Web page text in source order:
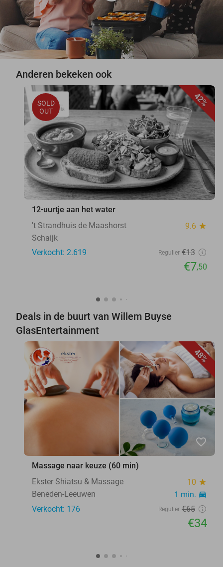
Anderen bekeken ook
42%
SOLD
OUT
12-uurtje aan het water
't Strandhuis de Maashorst
9.6 star
Schaijk
Verkocht: 2.619
Regulier €13
€7,50
Deals in de buurt van Willem Buyse
GlasEntertainment
48%
favorite_border
Massage naar keuze (60 min)
Ekster Shiatsu & Massage
10 star
Beneden-Leeuwen 1 min. directions_car
Verkocht: 176 Regulier €65
€34